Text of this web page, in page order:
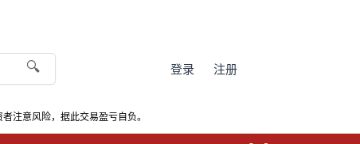
🔍 登录 注册
注意风险，据此交易盈亏自负。